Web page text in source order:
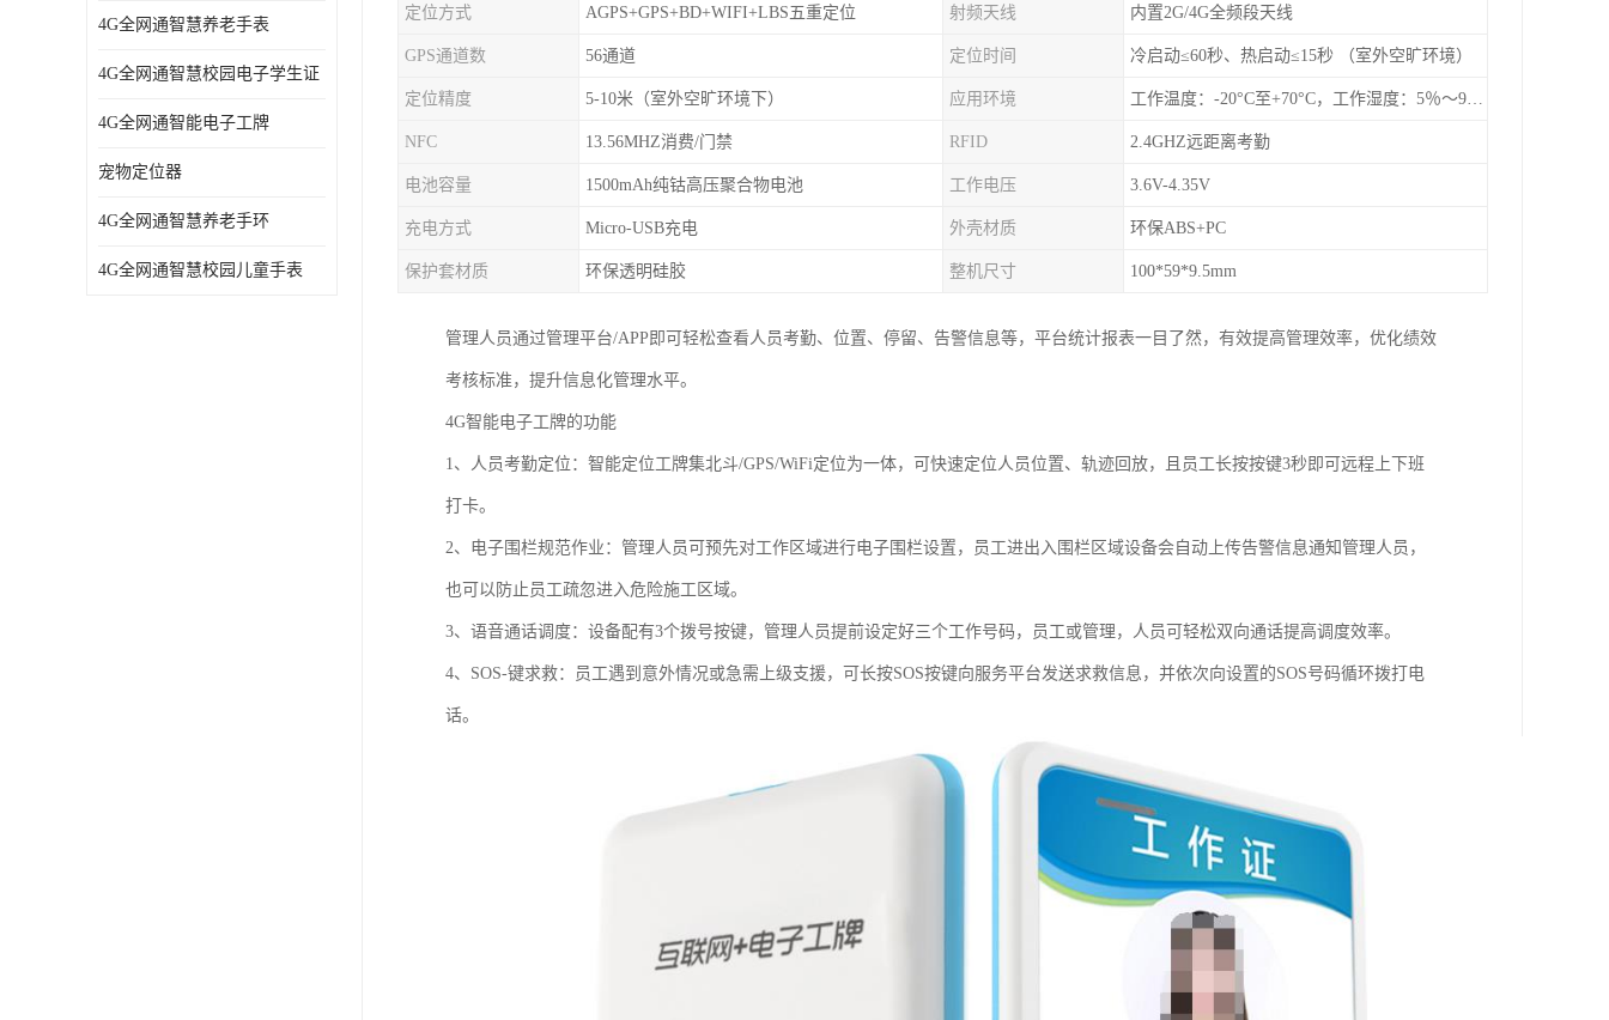
4G全网通智慧养老手表
4G全网通智慧校园电子学生证
4G全网通智能电子工牌
宠物定位器
4G全网通智慧养老手环
4G全网通智慧校园儿童手表
定位方式 AGPS+GPS+BD+WIFI+LBS五重定位 射频天线 内置2G/4G全频段天线
GPS通道数 56通道 定位时间 冷启动≤60秒、热启动≤15秒 （室外空旷环境）
定位精度 5-10米（室外空旷环境下） 应用环境 工作温度：-20°C至+70°C，工作湿度：5％〜95％RH
NFC 13.56MHZ消费/门禁 RFID 2.4GHZ远距离考勤
电池容量 1500mAh纯钴高压聚合物电池 工作电压 3.6V-4.35V
充电方式 Micro-USB充电 外壳材质 环保ABS+PC
保护套材质 环保透明硅胶 整机尺寸 100*59*9.5mm
管理人员通过管理平台/APP即可轻松查看人员考勤、位置、停留、告警信息等，平台统计报表一目了然，有效提高管理效率，优化绩效
考核标准，提升信息化管理水平。
4G智能电子工牌的功能
1、人员考勤定位：智能定位工牌集北斗/GPS/WiFi定位为一体，可快速定位人员位置、轨迹回放，且员工长按按键3秒即可远程上下班
打卡。
2、电子围栏规范作业：管理人员可预先对工作区域进行电子围栏设置，员工进出入围栏区域设备会自动上传告警信息通知管理人员，
也可以防止员工疏忽进入危险施工区域。
3、语音通话调度：设备配有3个拨号按键，管理人员提前设定好三个工作号码，员工或管理，人员可轻松双向通话提高调度效率。
4、SOS-键求救：员工遇到意外情况或急需上级支援，可长按SOS按键向服务平台发送求救信息，并依次向设置的SOS号码循环拨打电
话。